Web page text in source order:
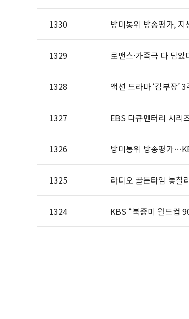
1330 방미통위 방송평가,
1329 로맨스·가족극 다 담
1328 액션 드라마 ‘김부장’
1327 EBS 다큐멘터리 시리
1326 방미통위 방송평가
1325 라디오 골든타임 놓칠
1324 KBS “북중미 월드컵